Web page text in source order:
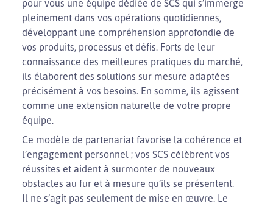
pour vous une équipe dédiée de SCS qui s’immerge
pleinement dans vos opérations quotidiennes,
développant une compréhension approfondie de
vos produits, processus et défis. Forts de leur
connaissance des meilleures pratiques du marché,
ils élaborent des solutions sur mesure adaptées
précisément à vos besoins. En somme, ils agissent
comme une extension naturelle de votre propre
équipe.
Ce modèle de partenariat favorise la cohérence et
l’engagement personnel ; vos SCS célèbrent vos
réussites et aident à surmonter de nouveaux
obstacles au fur et à mesure qu’ils se présentent.
Il ne s’agit pas seulement de mise en œuvre. Le